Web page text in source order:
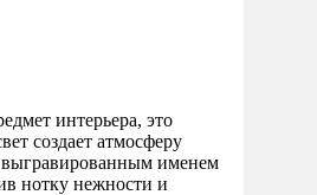
интерьера, это
создает атмосферу
именем
нотку нежности и